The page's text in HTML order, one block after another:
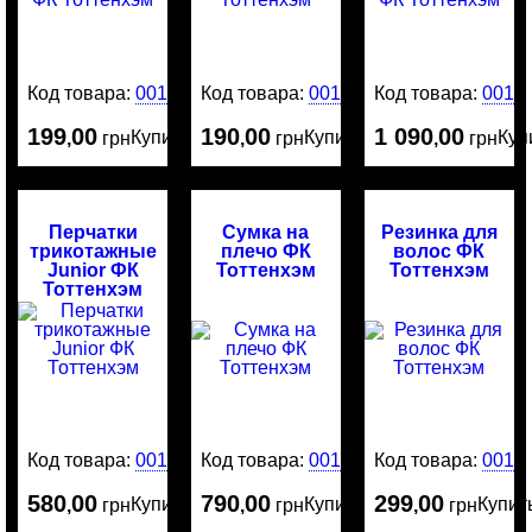
Код товара:0016442
199,00 грнКупить
Код товара:0016428
190,00 грнКупить
Код товара:
1 090,00 грн
Перчатки
трикотажные
Junior ФК
Тоттенхэм
Код товара:0016392
580,00 грнКупить
Сумка на
плечо ФК
Тоттенхэм
Код товара:0016332
790,00 грнКупить
Резинка для
волос ФК
Тоттенхэм
Код товара:
299,00 грн